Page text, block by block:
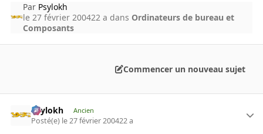
Par Psylokh
le 27 février 200422 a dans Ordinateurs de bureau et
Composants
Commencer un nouveau sujet
Psylokh Ancien
Posté(e) le 27 février 200422 a